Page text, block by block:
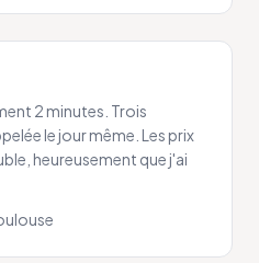
2 minutes. Trois
le jour même. Les prix
heureusement que j'ai